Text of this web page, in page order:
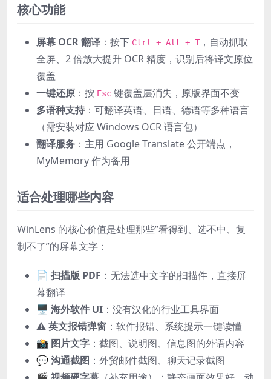
核心功能
屏幕 OCR 翻译 ：按下 Ctrl + Alt + T ，自动抓取
全屏、2 倍放大提升 OCR 精度，识别后将译文原位
覆盖
一键还原 ：按 Esc 键覆盖层消失，原版界面不变
多语种支持 ：可翻译英语、日语、德语等多种语言
（需安装对应 Windows OCR 语言包）
翻译服务 ：主用 Google Translate 公开端点，
MyMemory 作为备用
适合处理哪些内容
WinLens 的核心价值是处理那些”看得到、选不中、复
制不了”的屏幕文字：
📄 扫描版 PDF ：无法选中文字的扫描件，直接屏
幕翻译
🖥️ 海外软件 UI ：没有汉化的行业工具界面
⚠️英文报错弹窗 ：软件报错、系统提示一键读懂
📸 图片文字 ：截图、说明图、信息图的外语内容
💬沟通截图 ：外贸邮件截图、聊天记录截图